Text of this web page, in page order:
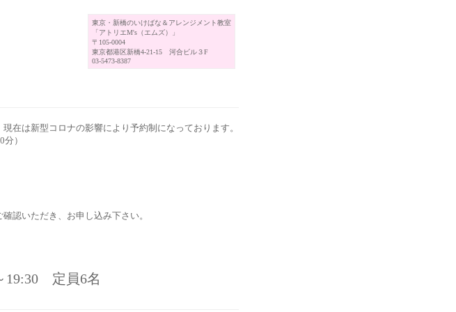
東京・新橋のいけばな＆アレンジメント教室
「アトリエM's（エムズ）」
〒105-0004
東京都港区新橋4-21-15 河合ビル３F
03-5473-8387
在は新型コロナの影響により予約制になっております。
）
認いただき、お申し込み下さい。
19:30 定員6名